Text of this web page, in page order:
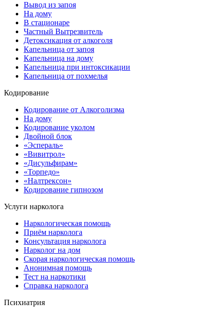
Вывод из запоя
На дому
В стационаре
Частный Вытрезвитель
Детоксикация от алкоголя
Капельница от запоя
Капельница на дому
Капельница при интоксикации
Капельница от похмелья
Кодирование
Кодирование от Алкоголизма
На дому
Кодирование уколом
Двойной блок
«Эспераль»
«Вивитрол»
«Дисульфирам»
«Торпедо»
«Налтрексон»
Кодирование гипнозом
Услуги нарколога
Наркологическая помощь
Приём нарколога
Консультация нарколога
Нарколог на дом
Скорая наркологическая помощь
Анонимная помощь
Тест на наркотики
Справка нарколога
Психиатрия